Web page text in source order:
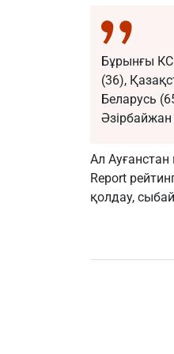
Бұрынғы
(36),
Беларусь
Әзірбайжан
Ал Ауғанстан
Report
қолдау,